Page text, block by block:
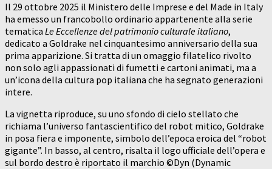
Il 29 ottobre 2025 il Ministero delle Imprese e del Made in Italy
ha emesso un francobollo ordinario appartenente alla serie
tematica Le Eccellenze del patrimonio culturale italiano,
dedicato a Goldrake nel cinquantesimo anniversario della sua
prima apparizione. Si tratta di un omaggio filatelico rivolto
non solo agli appassionati di fumetti e cartoni animati, ma a
un’icona della cultura pop italiana che ha segnato generazioni
intere.
La vignetta riproduce, su uno sfondo di cielo stellato che
richiama l’universo fantascientifico del robot mitico, Goldrake
in posa fiera e imponente, simbolo dell’epoca eroica del “robot
gigante”. In basso, al centro, risalta il logo ufficiale dell’opera e
sul bordo destro è riportato il marchio ©Dyn (Dynamic